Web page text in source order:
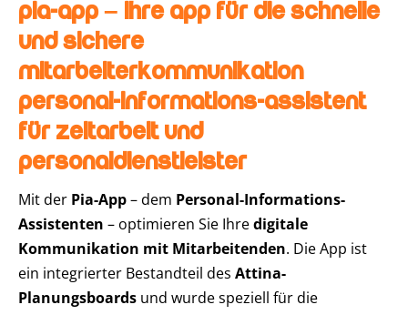
Pia-App – Ihre App für die schnelle
und sichere
Mitarbeiterkommunikation
Personal-Informations-Assistent
für Zeitarbeit und
Personaldienstleister
Mit der Pia-App– dem Personal-Informations-
Assistenten – optimieren Sie Ihredigitale
Kommunikation mit Mitarbeitenden. Die App ist
ein integrierter Bestandteil des Attina-
Planungsboards und wurde speziell für die